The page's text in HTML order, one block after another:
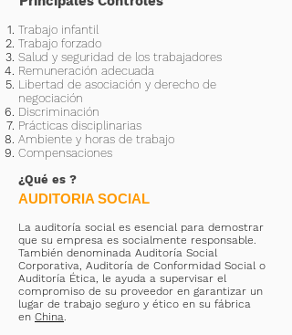
Trabajo infantil
Trabajo forzado
Salud y seguridad de los trabajadores
Remuneración adecuada
Libertad de asociación y derecho de
negociación
Discriminación
Prácticas disciplinarias
Ambiente y horas de trabajo
Compensaciones
AUDITORIA SOCIAL
¿Qué es ?
La auditoría social es esencial para demostrar
que su empresa es socialmente responsable.
También denominada Auditoría Social
Corporativa, Auditoría de Conformidad Social o
Auditoría Ética, le ayuda a supervisar el
compromiso de su proveedor en garantizar un
lugar de trabajo seguro y ético en su fábrica
en China.